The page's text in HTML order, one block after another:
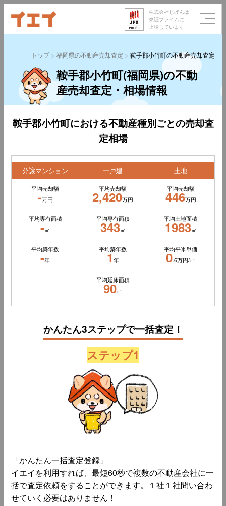
株式会社じげんは
東証プライムに
上場しています
トップ 福岡県の不動産売却査定 鞍手郡小竹町の不動産売却査定
鞍手郡小竹町(福岡県)の不動
産売却査定・相場情報
鞍手郡小竹町における不動産種別ごとの売却査
定相場
分譲マンション
平均売却額
-万円
平均専有面積
-㎡
平均築年数
-年
一戸建
平均売却額
2,420万円
平均専有面積
343㎡
平均築年数
1年
平均延床面積
90㎡
土地
平均売却額
446万円
平均土地面積
1983㎡
平均平米単価
0.6万円/㎡
かんたん3ステップで一括査定！
ステップ1
「かんたん一括査定登録」
イエイを利用すれば、最短60秒で複数の不動産会社に一
括で査定依頼をすることができます。１社１社問い合わ
せていく必要はありません！